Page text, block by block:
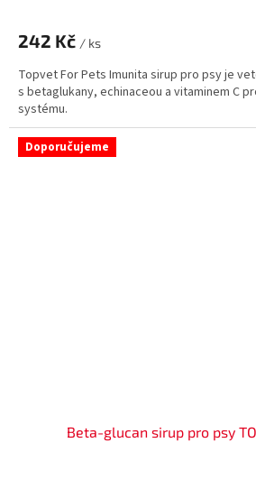
242 Kč / ks
Topvet For Pets Imunita sirup pro psy je
s betaglukany, echinaceou a vitaminem C
systému.
Doporučujeme
Beta-glucan sirup pro psy